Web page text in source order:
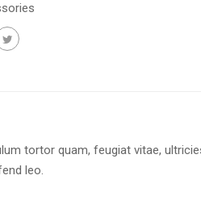
tortor quam, feugiat vitae,
leo.